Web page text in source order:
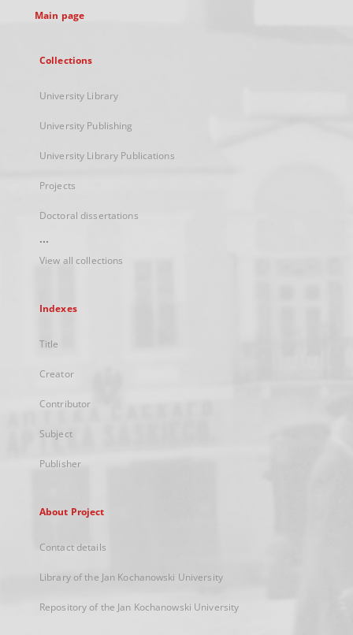
Main page
Collections
University Library
University Publishing
University Library Publications
Projects
Doctoral dissertations
...
View all collections
Indexes
Title
Creator
Contributor
Subject
Publisher
About Project
Contact details
Library of the Jan Kochanowski University
Repository of the Jan Kochanowski University